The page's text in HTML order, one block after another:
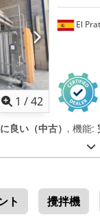
1 /42
El
良い（中古） , 機能:
ト 攪拌機